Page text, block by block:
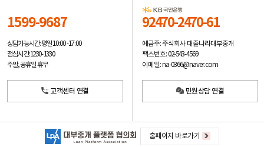
1599-9687
상담가능시간: 평일10:00 -17:00
점심시간: 12:30 - 13:30
주말, 공휴일 휴무
고객센터 연결
92470-2470-61
예금주: 주식회사 대출나라대부중개
팩스번호: 02-543-4569
이메일: na-0366@naver.com
민원상담 연결
홈페이지 바로가기